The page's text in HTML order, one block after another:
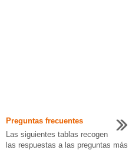
Preguntas frecuentes
Las siguientes tablas recogen
las respuestas a las preguntas más